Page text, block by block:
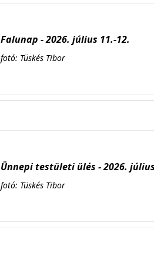
Falunap - 2026. július 11.-12.
fotó: Tüskés Tibor
Ünnepi testületi ülés - 2026.
fotó: Tüskés Tibor